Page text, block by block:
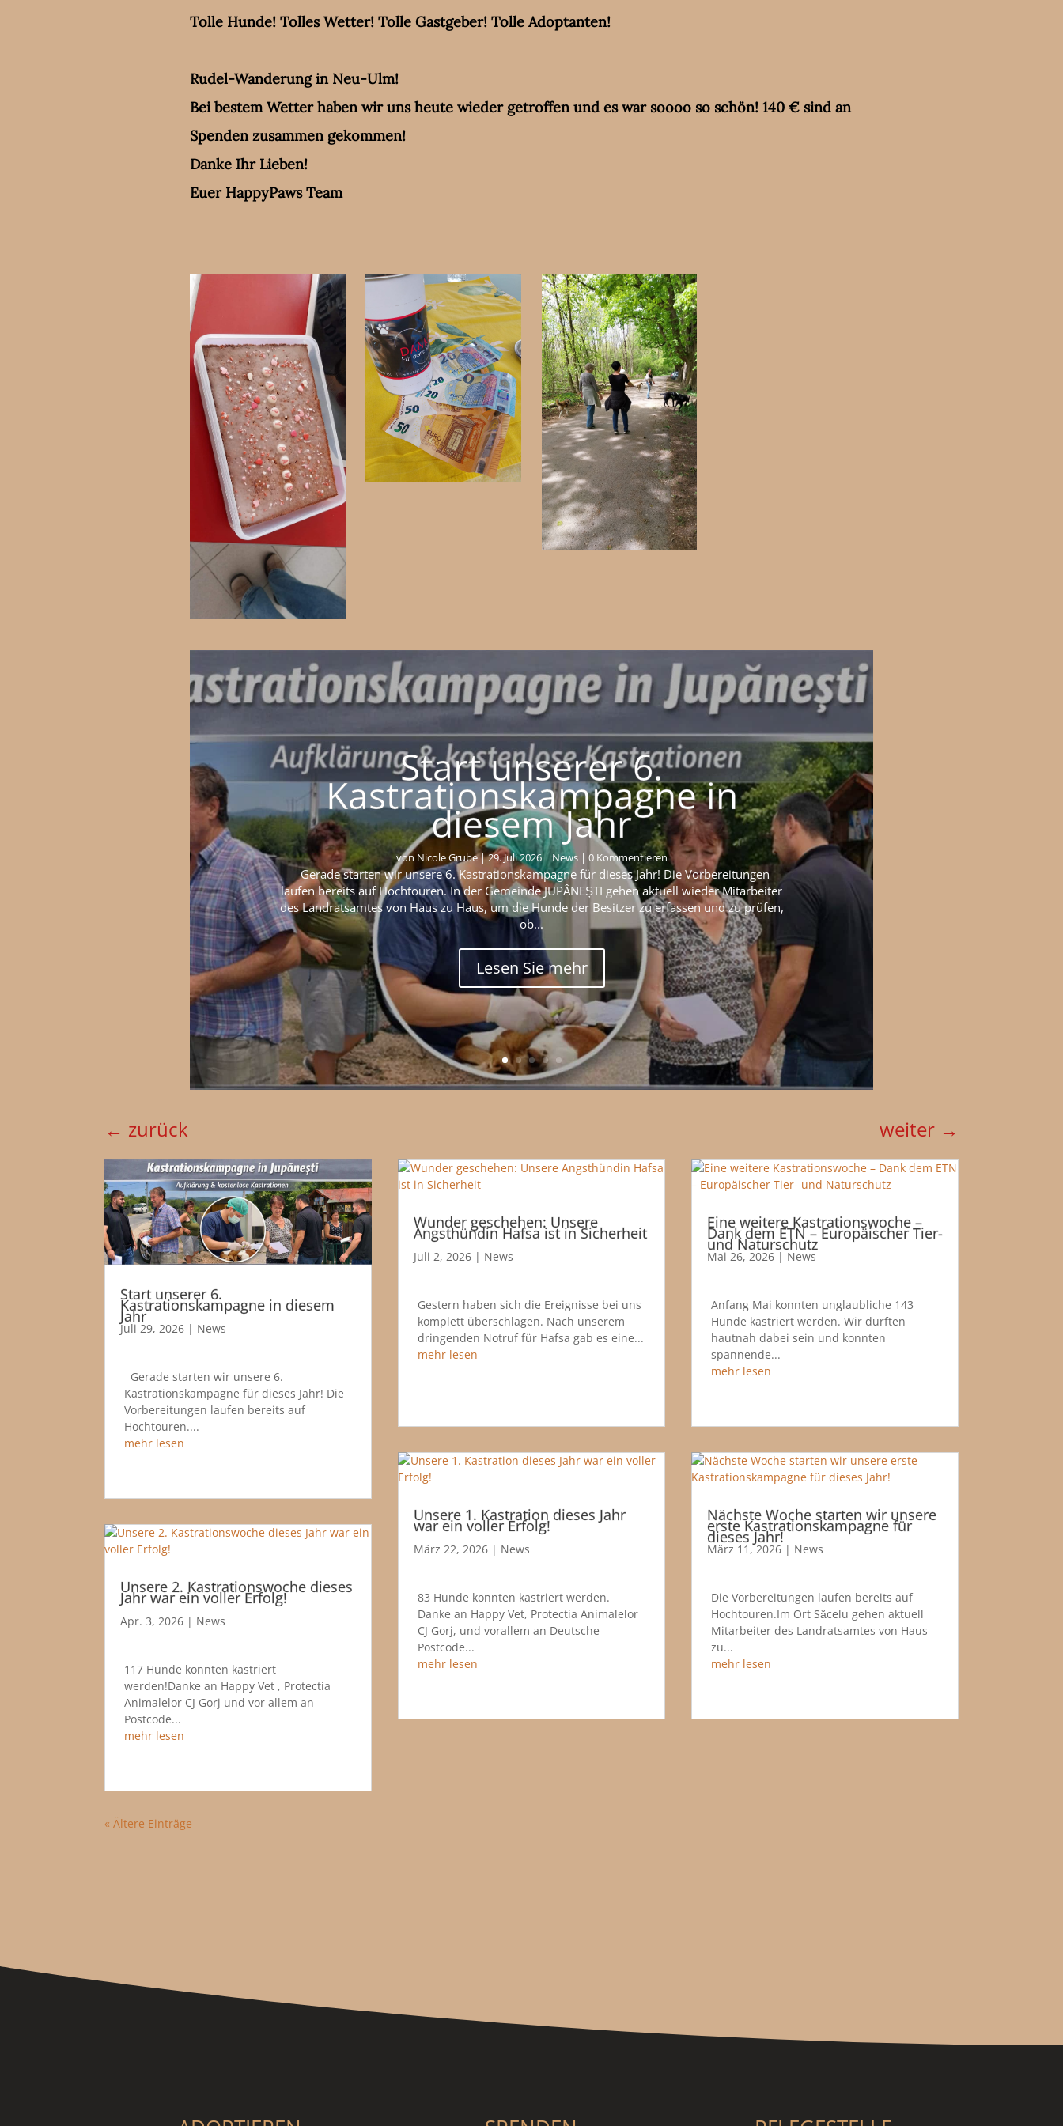
Tolle Hunde! Tolles Wetter! Tolle Gastgeber! Tolle Adoptanten!
Rudel-Wanderung in Neu-Ulm!
Bei bestem Wetter haben wir uns heute wieder getroffen und es war soooo so schön! 140 € sind an
Spenden zusammen gekommen!
Danke Ihr Lieben!
Euer HappyPaws Team
Start unserer 6.
Kastrationskampagne in
diesem Jahr
von Nicole Grube|29. Juli 2026| News| 0 Kommentieren
Gerade starten wir unsere 6. Kastrationskampagne für dieses Jahr! Die Vorbereitungen
laufen bereits auf Hochtouren. In der Gemeinde JUPÂNEȘTI gehen aktuell wieder Mitarbeiter
des Landratsamtes von Haus zu Haus, um die Hunde der Besitzer zu erfassen und zu prüfen,
ob...
Lesen Sie mehr
← zurück weiter →
Start unserer 6.
Kastrationskampagne in diesem
Jahr
Juli 29, 2026 | News
Gerade starten wir unsere 6.
Kastrationskampagne für dieses Jahr! Die
Vorbereitungen laufen bereits auf
Hochtouren....
mehr lesen
Unsere 2. Kastrationswoche dieses
Jahr war ein voller Erfolg!
Apr. 3, 2026 | News
117 Hunde konnten kastriert
werden!Danke an Happy Vet , Protectia
Animalelor CJ Gorj und vor allem an
Postcode...
mehr lesen
Wunder geschehen: Unsere
Angsthündin Hafsa ist in Sicherheit
Juli 2, 2026| News
Gestern haben sich die Ereignisse bei uns
komplett überschlagen. Nach unserem
dringenden Notruf für Hafsa gab es eine...
mehr lesen
Unsere 1. Kastration dieses Jahr
war ein voller Erfolg!
März 22, 2026| News
83 Hunde konnten kastriert werden.
Danke an Happy Vet, Protectia Animalelor
CJ Gorj, und vorallem an Deutsche
Postcode...
mehr lesen
Eine weitere Kastrationswoche –
Dank dem ETN – Europäischer Tier-
und Naturschutz
Mai 26, 2026| News
Anfang Mai konnten unglaubliche 143
Hunde kastriert werden. Wir durften
hautnah dabei sein und konnten
spannende...
mehr lesen
Nächste Woche starten wir unsere
erste Kastrationskampagne für
dieses Jahr!
März 11, 2026| News
Die Vorbereitungen laufen bereits auf
Hochtouren.Im Ort Săcelu gehen aktuell
Mitarbeiter des Landratsamtes von Haus
zu...
mehr lesen
« Ältere Einträge